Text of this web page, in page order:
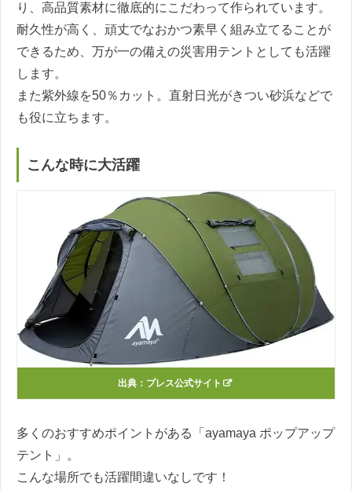
り、高品質素材に徹底的にこだわって作られています。
耐久性が高く、頑丈でなおかつ素早く組み立てることが
できるため、万が一の備えの災害用テントとしても活躍
します。
また紫外線を50％カット。直射日光がきつい砂浜などで
も役に立ちます。
こんな時に大活躍
出典： プレス公式サイト
多くのおすすめポイントがある「ayamaya ポップアップ
テント」。
こんな場所でも活躍間違いなしです！